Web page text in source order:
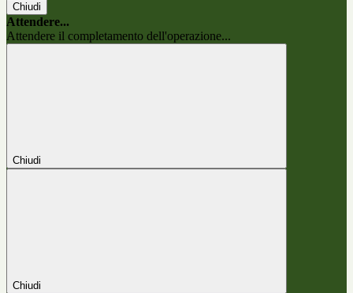
Chiudi
Attendere...
Attendere il completamento dell'operazione...
Chiudi
Chiudi